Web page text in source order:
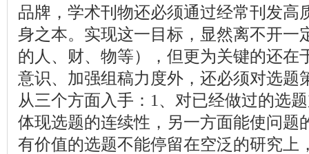
品牌，学术刊物还必须通过经常刊发高
身之本。实现这一目标，显然离不开一
的人、财、物等），但更为关键的还在
意识、加强组稿力度外，还必须对选题
从三个方面入手：1、对已经做过的选
体现选题的连续性，另一方面能使问题
有价值的选题不能停留在空泛的研究上